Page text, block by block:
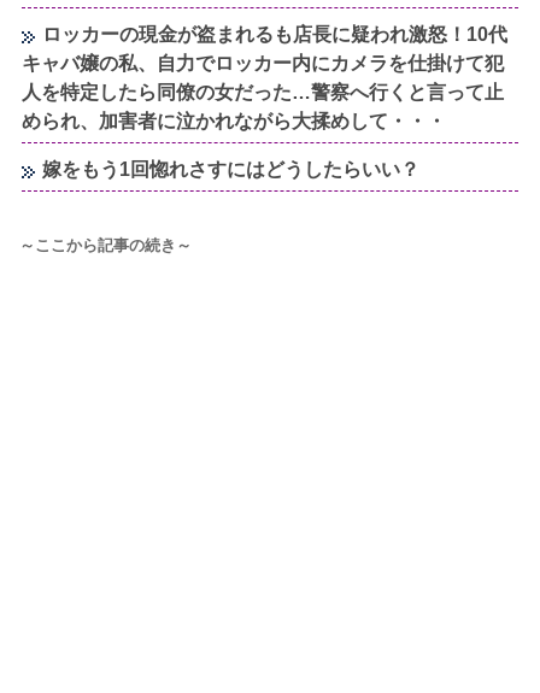
ロッカーの現金が盗まれるも店長に疑われ激怒！10代
キャバ嬢の私、自力でロッカー内にカメラを仕掛けて犯
人を特定したら同僚の女だった…警察へ行くと言って止
められ、加害者に泣かれながら大揉めして・・・
嫁をもう1回惚れさすにはどうしたらいい？
～ここから記事の続き～